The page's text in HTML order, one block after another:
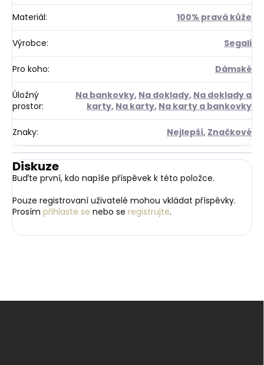
Materiál: 100% pravá kůže
Výrobce: Segali
Pro koho: Dámské
Úložný
prostor:
Na bankovky, Na doklady, Na doklady a
karty, Na karty, Na karty a bankovky
Znaky: Nejlepší, Značkové
Diskuze
Buďte první, kdo napíše příspěvek k této položce.
Pouze registrovaní uživatelé mohou vkládat příspěvky.
Prosím přihlaste se nebo se registrujte.